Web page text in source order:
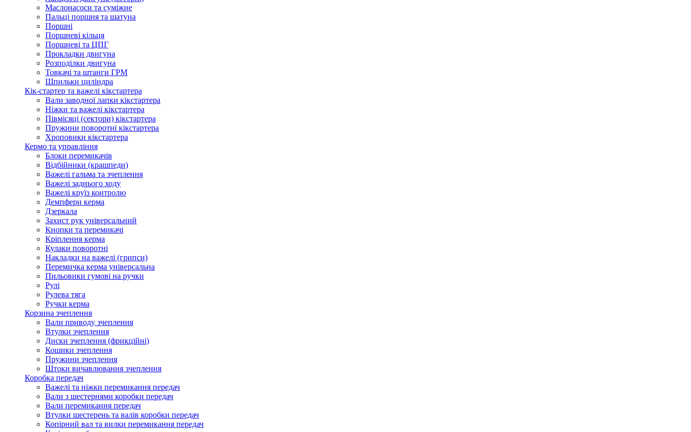
Маслонасоси та суміжне
Пальці поршня та шатуна
Поршні
Поршневі кільця
Поршневі та ЦПГ
Прокладки двигуна
Розподілки двигуна
Товкачі та штанги ГРМ
Шпильки циліндра
Кік-стартер та важелі кікстартера
Вали заводної лапки кікстартера
Ніжки та важелі кікстартера
Півмісяці (сектори) кікстартера
Пружини поворотні кікстартера
Хроповики кікстартера
Кермо та управління
Блоки перемикачів
Відбійники (крашпеди)
Важелі гальма та зчеплення
Важелі заднього ходу
Важелі круїз контролю
Демпфери керма
Дзеркала
Захист рук універсальний
Кнопки та перемикачі
Кріплення керма
Кулаки поворотні
Накладки на важелі (грипси)
Перемичка керма універсальна
Пильовики гумові на ручки
Рулі
Рулева тяга
Ручки керма
Корзина зчеплення
Вали приводу зчеплення
Втулки зчеплення
Диски зчеплення (фрикційні)
Кошики зчеплення
Пружини зчеплення
Штоки вичавлювання зчеплення
Коробка передач
Важелі та ніжки перемикання передач
Вали з шестернями коробки передач
Вали перемикання передач
Втулки шестерень та валів коробки передач
Копірний вал та вилки перемикання передач